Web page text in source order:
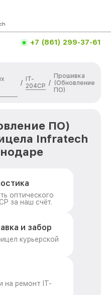
+7 (861) 299-37-61
/
IT-
204CP /
Прошивка
(Обновление
ПО)
ПО)
Infratech
оптического
за наш счёт.
и забор
курьерской
на ремонт IT-